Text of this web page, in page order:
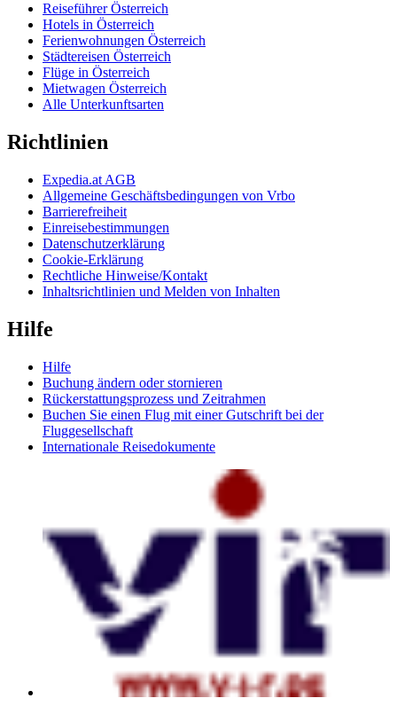
Reiseführer Österreich
Hotels in Österreich
Ferienwohnungen Österreich
Städtereisen Österreich
Flüge in Österreich
Mietwagen Österreich
Alle Unterkunftsarten
Richtlinien
Expedia.at AGB
Allgemeine Geschäftsbedingungen von Vrbo
Barrierefreiheit
Einreisebestimmungen
Datenschutzerklärung
Cookie-Erklärung
Rechtliche Hinweise/Kontakt
Inhaltsrichtlinien und Melden von Inhalten
Hilfe
Hilfe
Buchung ändern oder stornieren
Rückerstattungsprozess und Zeitrahmen
Buchen Sie einen Flug mit einer Gutschrift bei der
Fluggesellschaft
Internationale Reisedokumente